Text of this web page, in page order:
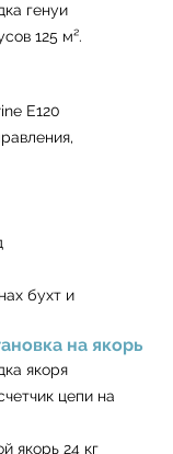
генуи
125 м².
E120
бухт и
на якорь
якоря
цепи на
якорь 24 кг